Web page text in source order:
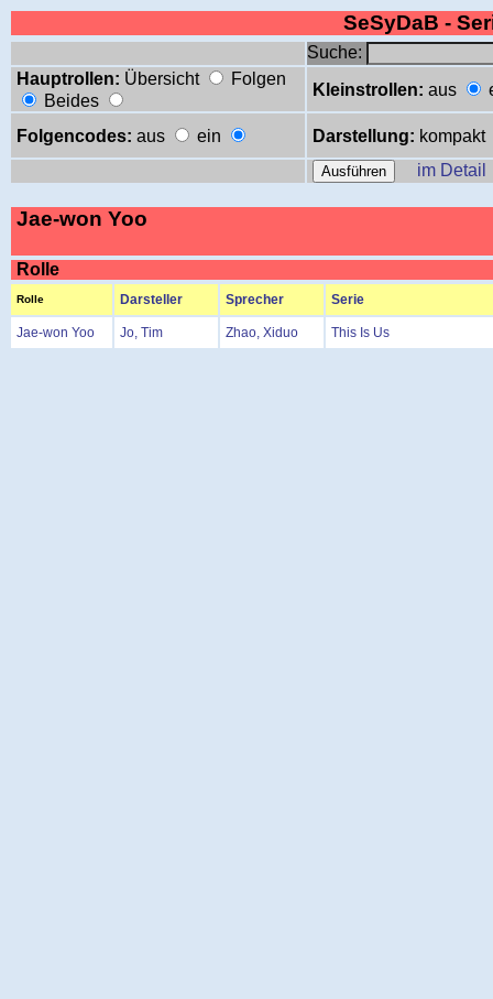
SeSyDaB -
Suche:
Hauptrollen: Übersicht
Folgen
Beides
Kleinstrollen: aus
Folgencodes: aus ein Darstellung: kompakt
im Detail
Jae-won Yoo
Rolle
Rolle Darsteller Sprecher Serie
Jae-won Yoo Jo, Tim Zhao, Xiduo This Is Us